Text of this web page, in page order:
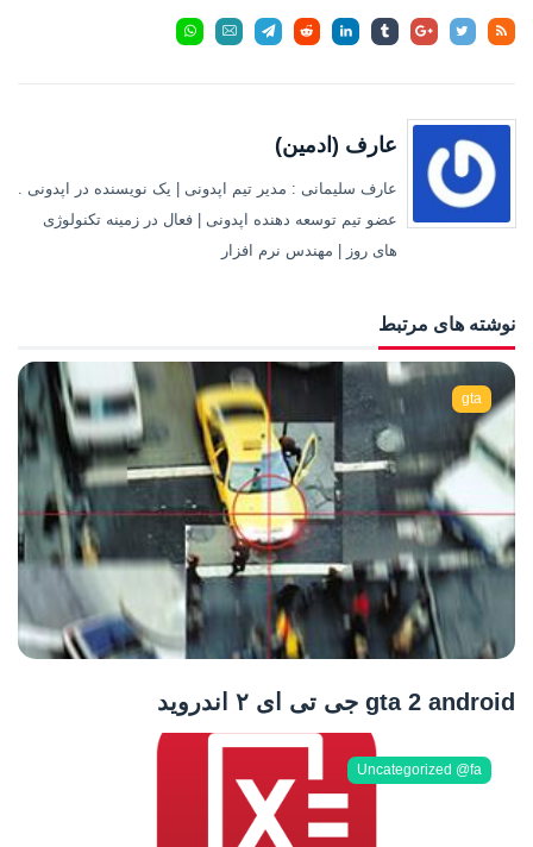
عارف (ادمین)
عارف سلیمانی : مدیر تیم اپدونی | یک نویسنده در اپدونی .
عضو تیم توسعه دهنده اپدونی | فعال در زمینه تکنولوژی
های روز | مهندس نرم افزار
نوشته های مرتبط
gta
gta 2 android جی تی ای ۲ اندروید
Uncategorized @fa